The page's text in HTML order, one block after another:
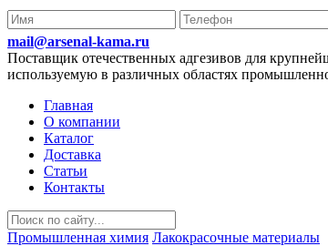
mail@arsenal-kama.ru
Поставщик отечественных адгезивов для
используемую в различных областях
Главная
О компании
Каталог
Доставка
Статьи
Контакты
Промышленная химия Лакокрасочные материалы